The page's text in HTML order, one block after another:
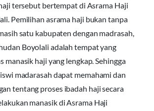
tersebut bertempat di Asrama Haji
Pemilihan asrama haji bukan tanpa
satu kabupaten dengan madrasah,
Boyolali adalah tempat yang
manasik haji yang lengkap. Sehingga
madarasah dapat memahami dan
tentang proses ibadah haji secara
manasik di Asrama Haji